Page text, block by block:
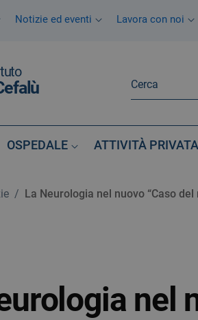
Notizie ed eventi Lavora con noi
OSPEDALE ATTIVITÀ PRIVATA
/ La Neurologia nel nuovo “Caso del
nel